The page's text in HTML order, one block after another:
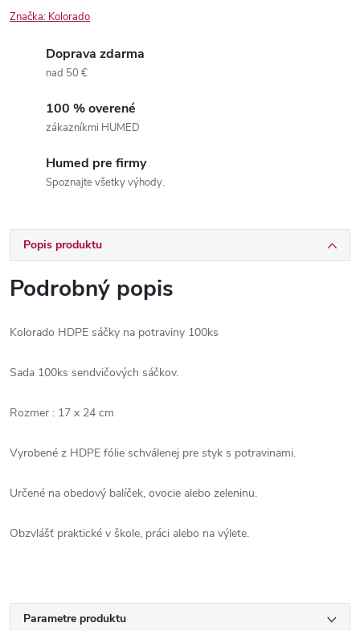
Značka: Kolorado
Doprava zdarma
nad 50 €
100 % overené
zákazníkmi HUMED
Humed pre firmy
Spoznajte všetky výhody.
Popis produktu
Podrobný popis
Kolorado HDPE sáčky na potraviny 100ks
Sada 100ks sendvičových sáčkov.
Rozmer : 17 x 24 cm
Vyrobené z HDPE fólie schválenej pre styk s potravinami.
Určené na obedový balíček, ovocie alebo zeleninu.
Obzvlášť praktické v škole, práci alebo na výlete.
Parametre produktu